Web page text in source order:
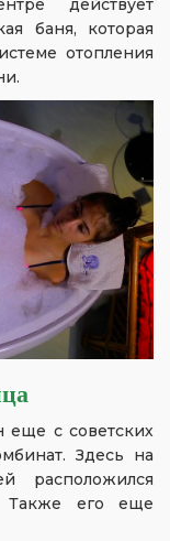
действует
баня, которая
отопления
с советских
Здесь на
расположился
Также его еще